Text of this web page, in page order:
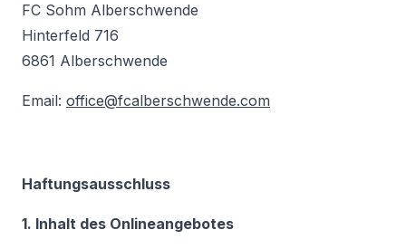
FC Sohm Alberschwende
Hinterfeld 716
6861 Alberschwende
Email: office@fcalberschwende.com
Haftungsausschluss
1. Inhalt des Onlineangebotes